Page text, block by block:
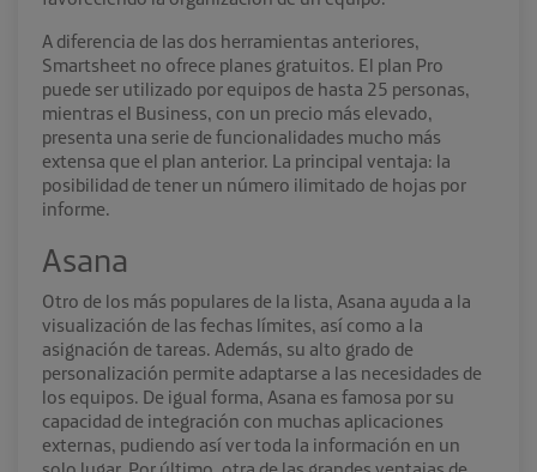
A diferencia de las dos herramientas anteriores,
Smartsheet no ofrece planes gratuitos. El plan Pro
puede ser utilizado por equipos de hasta 25 personas,
mientras el Business, con un precio más elevado,
presenta una serie de funcionalidades mucho más
extensa que el plan anterior. La principal ventaja: la
posibilidad de tener un número ilimitado de hojas por
informe.
Asana
Otro de los más populares de la lista, Asana ayuda a la
visualización de las fechas límites, así como a la
asignación de tareas. Además, su alto grado de
personalización permite adaptarse a las necesidades de
los equipos. De igual forma, Asana es famosa por su
capacidad de integración con muchas aplicaciones
externas, pudiendo así ver toda la información en un